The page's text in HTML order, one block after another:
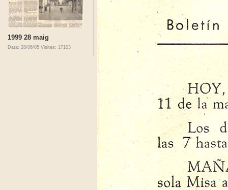
1999 28 maig
Data: 28/06/05 Visites: 17103